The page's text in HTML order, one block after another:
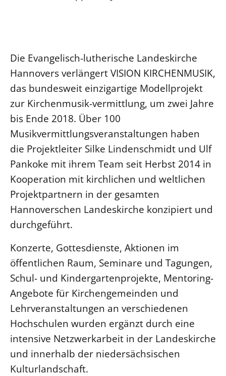
Die Evangelisch-lutherische Landeskirche
Hannovers verlängert VISION KIRCHENMUSIK,
das bundesweit einzigartige Modellprojekt
zur Kirchenmusik-vermittlung, um zwei Jahre
bis Ende 2018. Über 100
Musikvermittlungsveranstaltungen haben
die Projektleiter Silke Lindenschmidt und Ulf
Pankoke mit ihrem Team seit Herbst 2014 in
Kooperation mit kirchlichen und weltlichen
Projektpartnern in der gesamten
Hannoverschen Landeskirche konzipiert und
durchgeführt.
Konzerte, Gottesdienste, Aktionen im
öffentlichen Raum, Seminare und Tagungen,
Schul- und Kindergartenprojekte, Mentoring-
Angebote für Kirchengemeinden und
Lehrveranstaltungen an verschiedenen
Hochschulen wurden ergänzt durch eine
intensive Netzwerkarbeit in der Landeskirche
und innerhalb der niedersächsischen
Kulturlandschaft.
LANDESKIRCHENAMT
Willkommen
Kollegium
Abteilungen des Landeskirchenamts
Rechnungsprüfungsamt
Fachstelle Sexualisierte Gewalt
Beschwerdestellen
Kirchenämter
Gleichstellung
Datenschutz
Geschäftsstelle Landessynode
LANDESSYNODE
27. Landessynode
Kontakt
Hintergrund
MITARBEIT
Ehrenamt
Beruf
Freie Stellen
Positionen
Ökumene
Religionen
Nachhaltigkeit
Erneuerbare Energien
Mobilität
Naturschutz
Gebäude
Barrierefreiheit
Presse
Freie Stellen
Service für Gemeinden
Suche